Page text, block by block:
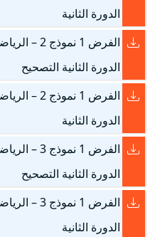
الدورة الثانية
الفرض 1
الدورة الثانية التصحيح
الفرض 1
الدورة الثانية
الفرض 1
الدورة الثانية التصحيح
الفرض 1
الدورة الثانية